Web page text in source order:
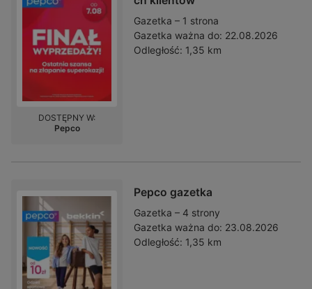
Gazetka – 1 strona
Gazetka ważna do: 22.08.2026
Odległość: 1,35 km
DOSTĘPNY W:
Pepco
Pepco gazetka
Gazetka – 4 strony
Gazetka ważna do: 23.08.2026
Odległość: 1,35 km